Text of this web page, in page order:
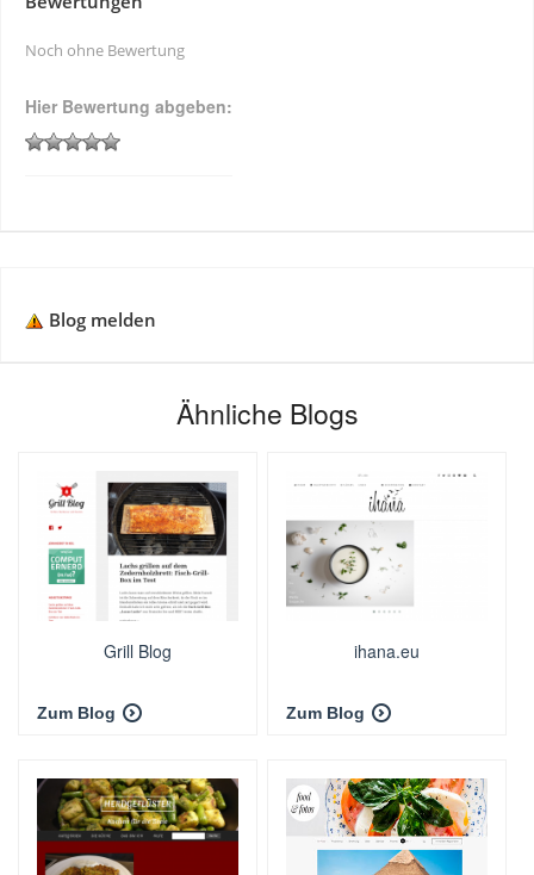
Noch ohne Bewertung
Hier Bewertung abgeben:
Blog melden
Ähnliche Blogs
Grill Blog
Zum Blog
ihana.eu
Zum Blog